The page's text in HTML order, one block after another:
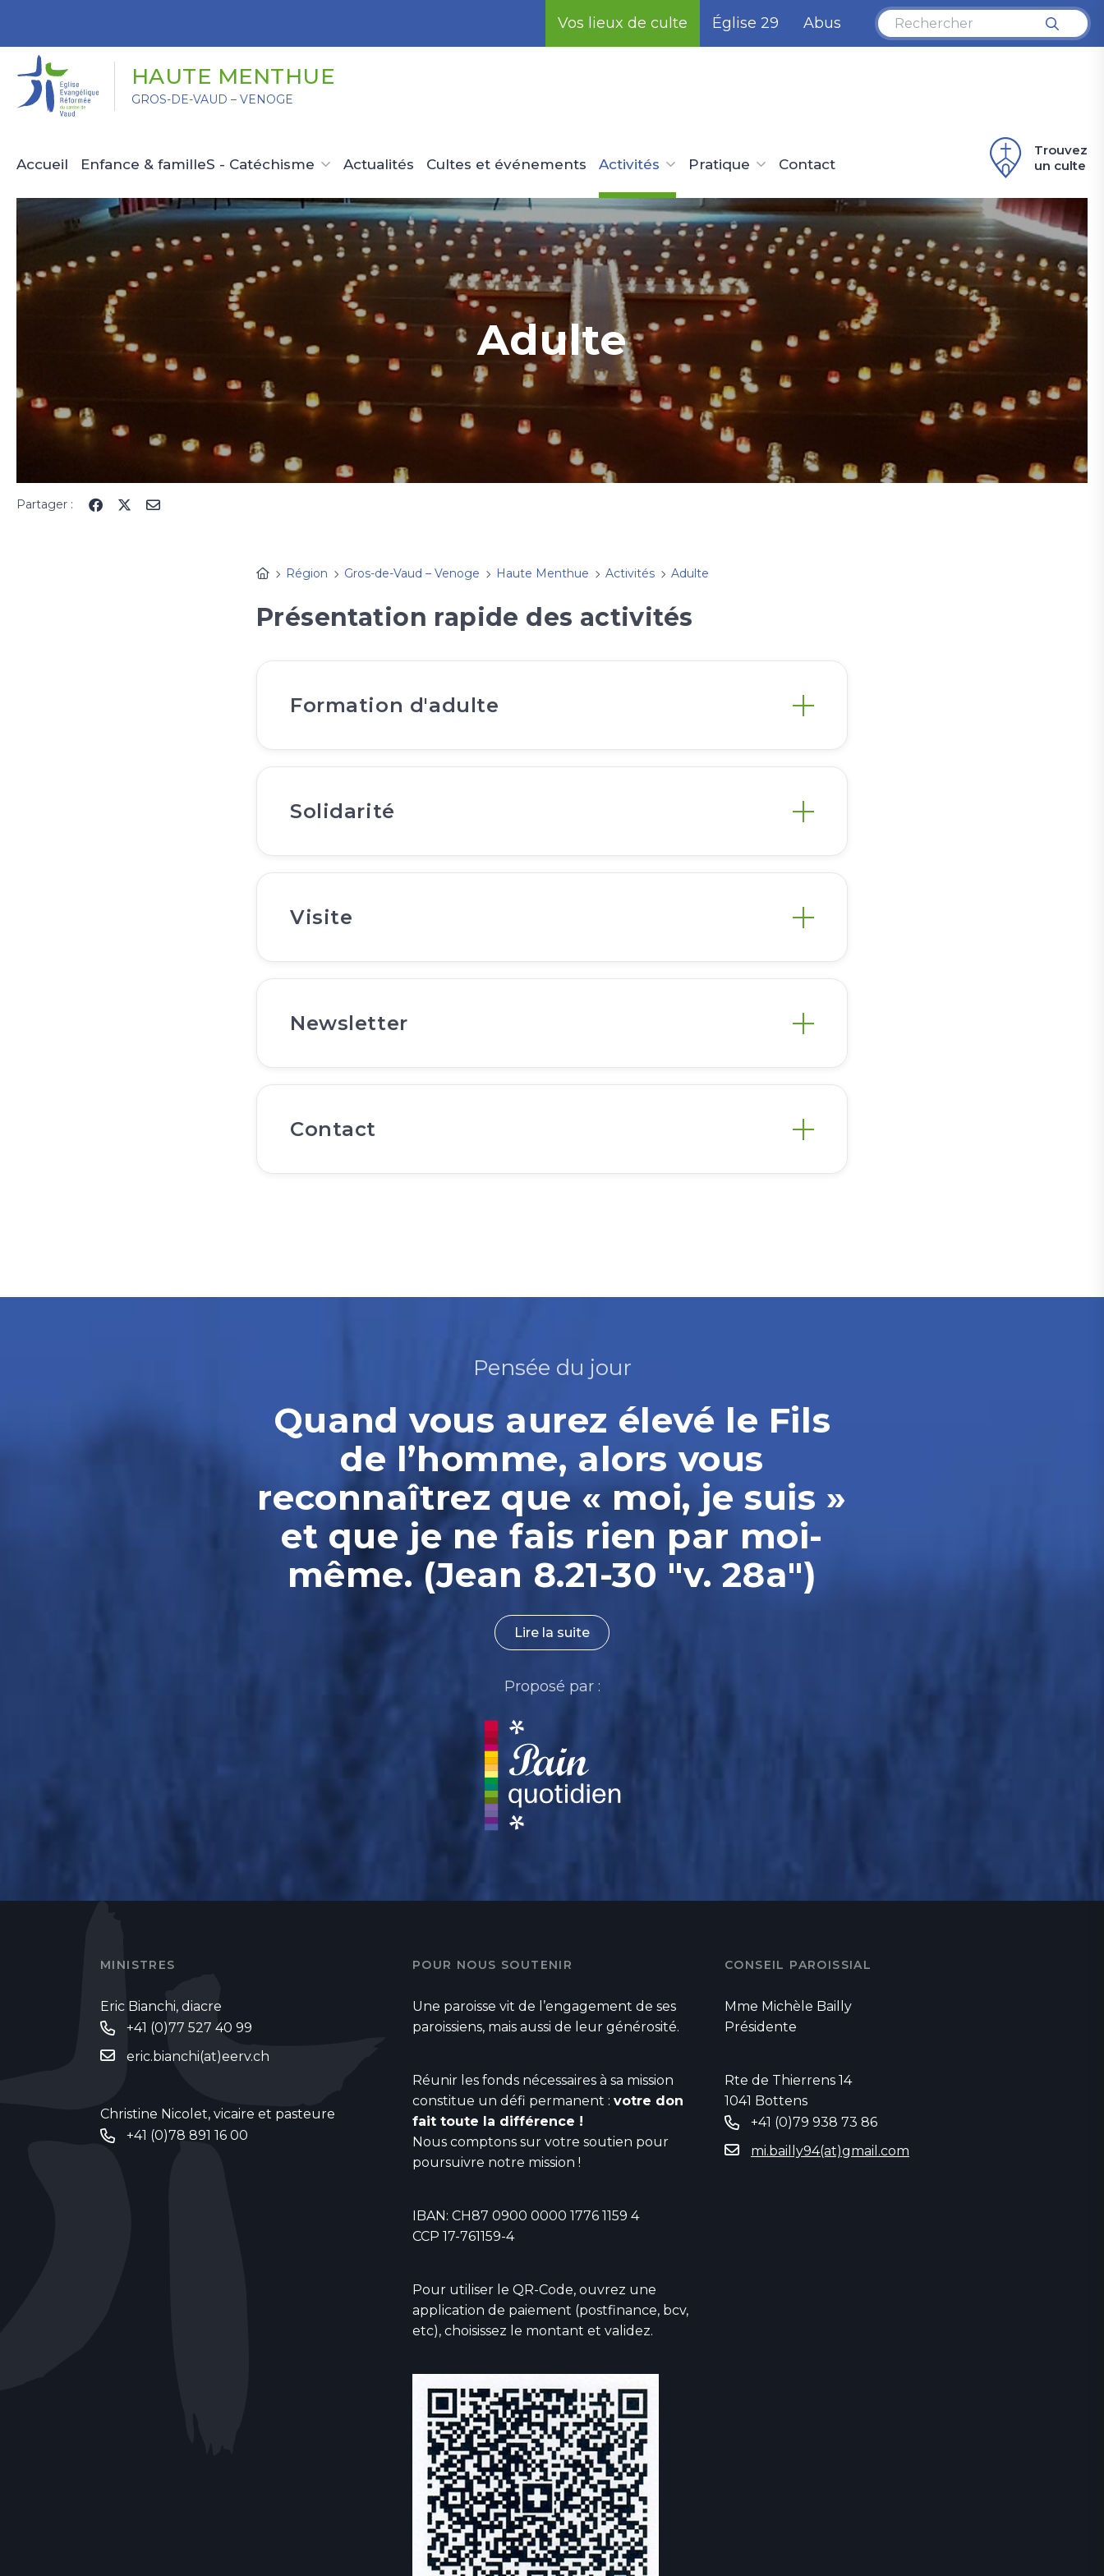
Vos lieux de culte Église 29 Abus
HAUTE MENTHUE
GROS-DE-VAUD – VENOGE
Accueil Enfance & familleS - Catéchisme Actualités Cultes et événements Activités Pratique Contact
Trouvez
un culte
Adulte
Partager :
Région Gros-de-Vaud – Venoge Haute Menthue Activités Adulte
Présentation rapide des activités
Formation d'adulte
Solidarité
Visite
Newsletter
Contact
Pensée du jour
Quand vous aurez élevé le Fils
de l’homme, alors vous
reconnaîtrez que « moi, je suis »
et que je ne fais rien par moi-
même. (Jean 8.21-30 "v. 28a")
Lire la suite
Proposé par :
MINISTRES
Eric Bianchi, diacre
+41 (0)77 527 40 99
eric.bianchi(at)eerv.ch
Christine Nicolet, vicaire et pasteure
+41 (0)78 891 16 00
POUR NOUS SOUTENIR
Une paroisse vit de l’engagement de ses
paroissiens, mais aussi de leur générosité.
Réunir les fonds nécessaires à sa mission
constitue un défi permanent : votre don
fait toute la différence !
Nous comptons sur votre soutien pour
poursuivre notre mission !
IBAN: CH87 0900 0000 1776 1159 4
CCP 17-761159-4
Pour utiliser le QR-Code, ouvrez une
application de paiement (postfinance, bcv,
etc), choisissez le montant et validez.
CONSEIL PAROISSIAL
Mme Michèle Bailly
Présidente
Rte de Thierrens 14
1041 Bottens
+41 (0)79 938 73 86
mi.bailly94(at)gmail.com